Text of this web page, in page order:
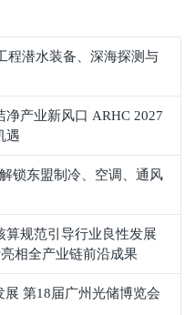
程潜水装备、深海探测与
产业新风口 ARHC 2027
遇
锁东盟制冷、空调、通风
算规范引导行业良性发展
相全产业链前沿成果
第18届广州光储博览会